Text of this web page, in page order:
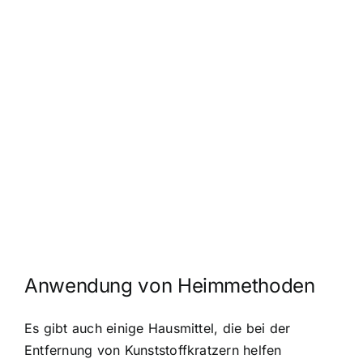
Anwendung von Heimmethoden
Es gibt auch einige Hausmittel, die bei der
Entfernung von Kunststoffkratzern helfen